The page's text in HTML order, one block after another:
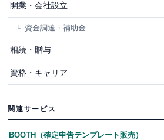
開業・会社設立
資金調達・補助金
相続・贈与
資格・キャリア
関連サービス
BOOTH（確定申告テンプレート販売）